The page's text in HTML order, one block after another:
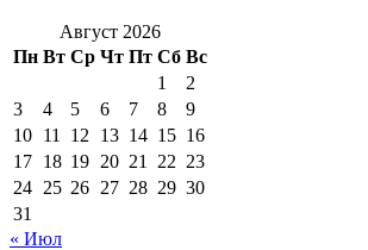
Август 2026
Пн Вт Ср Чт Пт Сб Вс
1
2
3
4 5 6 7 8
9
10 11 12 13 14 15 16
17 18 19 20 21 22 23
24 25 26 27 28 29 30
31
« Июл